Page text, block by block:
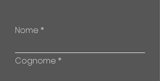
Nome
Cognome